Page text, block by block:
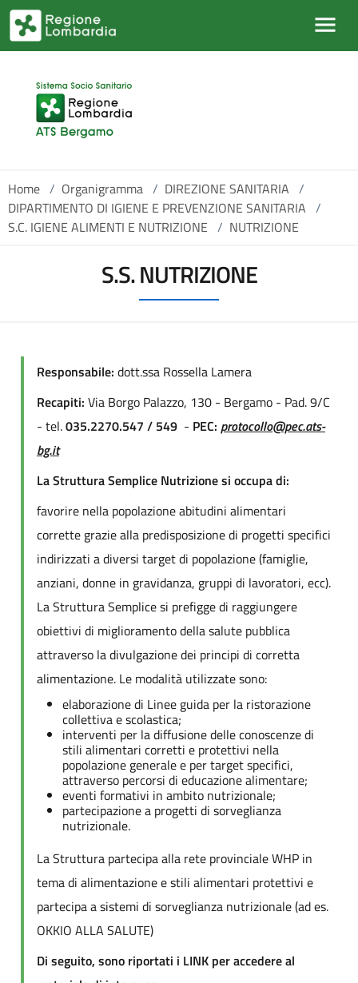
Salta al contenuto principale
Home / Organigramma / DIREZIONE SANITARIA /
DIPARTIMENTO DI IGIENE E PREVENZIONE SANITARIA /
S.C. IGIENE ALIMENTI E NUTRIZIONE / NUTRIZIONE
S.S. NUTRIZIONE
Responsabile: dott.ssa Rossella Lamera
Recapiti: Via Borgo Palazzo, 130 - Bergamo - Pad. 9/C
- tel.035.2270.547 / 549- PEC: protocollo@pec.ats-
bg.it
La Struttura Semplice Nutrizione si occupa di:
favorire nella popolazione abitudini alimentari
corrette grazie alla predisposizione di progetti specifici
indirizzati a diversi target di popolazione (famiglie,
anziani, donne in gravidanza, gruppi di lavoratori, ecc).
La Struttura Semplice si prefigge di raggiungere
obiettivi di miglioramento della salute pubblica
attraverso la divulgazione dei principi di corretta
alimentazione. Le modalità utilizzate sono:
elaborazione di Linee guida per la ristorazione
collettiva e scolastica;
interventi per la diffusione delle conoscenze di
stili alimentari corretti e protettivi nella
popolazione generale e per target specifici,
attraverso percorsi di educazione alimentare;
eventi formativi in ambito nutrizionale;
partecipazione a progetti di sorveglianza
nutrizionale.
La Struttura partecipa alla rete provinciale WHP in
tema di alimentazione e stili alimentari protettivi e
partecipa a sistemi di sorveglianza nutrizionale (ad es.
OKKIO ALLA SALUTE)
Di seguito, sono riportati i LINK per accedere al